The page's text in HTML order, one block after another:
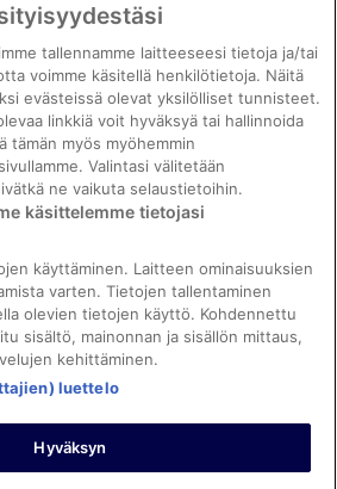
ehdot
meihin yhteyttä
tekeminen sisällöstä
tai peruuttaminen
aikarajat
Groupin yritys. Kaikki oikeudet
tallennamme laitteeseesi tietoja ja/tai
voimme käsitellä henkilötietoja. Näitä
evästeissä olevat yksilölliset tunnisteet.
linkkiä voit hyväksyä tai hallinnoida
tämän myös myöhemmin
Valintasi välitetään
ne vaikuta selaustietoihin.
käsittelemme tietojasi
käyttäminen. Laitteen ominaisuuksien
varten. Tietojen tallentaminen
olevien tietojen käyttö. Kohdennettu
sisältö, mainonnan ja sisällön mittaus,
kehittäminen.
luettelo
Hyväksyn